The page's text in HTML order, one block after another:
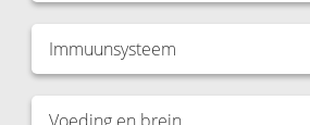
Immuunsysteem